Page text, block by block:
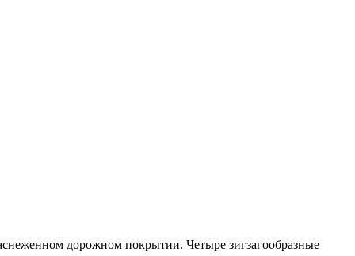
дорожном покрытии. Четыре зигзагообразные